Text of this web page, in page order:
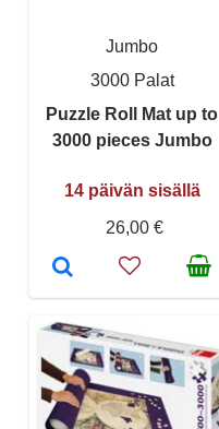
Jumbo
3000 Palat
Puzzle Roll Mat up to
3000 pieces Jumbo
14 päivän sisällä
26,00 €